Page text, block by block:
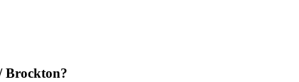
Brockton?